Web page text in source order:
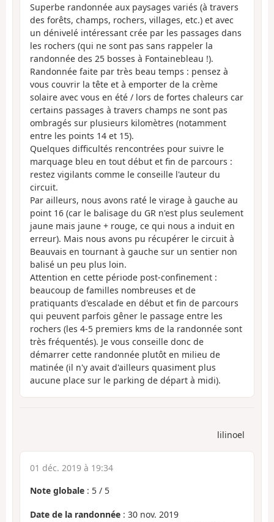
Superbe randonnée aux paysages variés (à travers
des forêts, champs, rochers, villages, etc.) et avec
un dénivelé intéressant crée par les passages dans
les rochers (qui ne sont pas sans rappeler la
randonnée des 25 bosses à Fontainebleau !).
Randonnée faite par très beau temps : pensez à
vous couvrir la tête et à emporter de la crème
solaire avec vous en été / lors de fortes chaleurs car
certains passages à travers champs ne sont pas
ombragés sur plusieurs kilomètres (notamment
entre les points 14 et 15).
Quelques difficultés rencontrées pour suivre le
marquage bleu en tout début et fin de parcours :
restez vigilants comme le conseille l'auteur du
circuit.
Par ailleurs, nous avons raté le virage à gauche au
point 16 (car le balisage du GR n'est plus seulement
jaune mais jaune + rouge, ce qui nous a induit en
erreur). Mais nous avons pu récupérer le circuit à
Beauvais en tournant à gauche sur un sentier non
balisé un peu plus loin.
Attention en cette période post-confinement :
beaucoup de familles nombreuses et de
pratiquants d'escalade en début et fin de parcours
qui peuvent parfois gêner le passage entre les
rochers (les 4-5 premiers kms de la randonnée sont
très fréquentés). Je vous conseille donc de
démarrer cette randonnée plutôt en milieu de
matinée (il n'y avait d'ailleurs quasiment plus
aucune place sur le parking de départ à midi).
lilinoel
01 déc. 2019 à 19:34
Note globale : 5 / 5
Date de la randonnée : 30 nov. 2019